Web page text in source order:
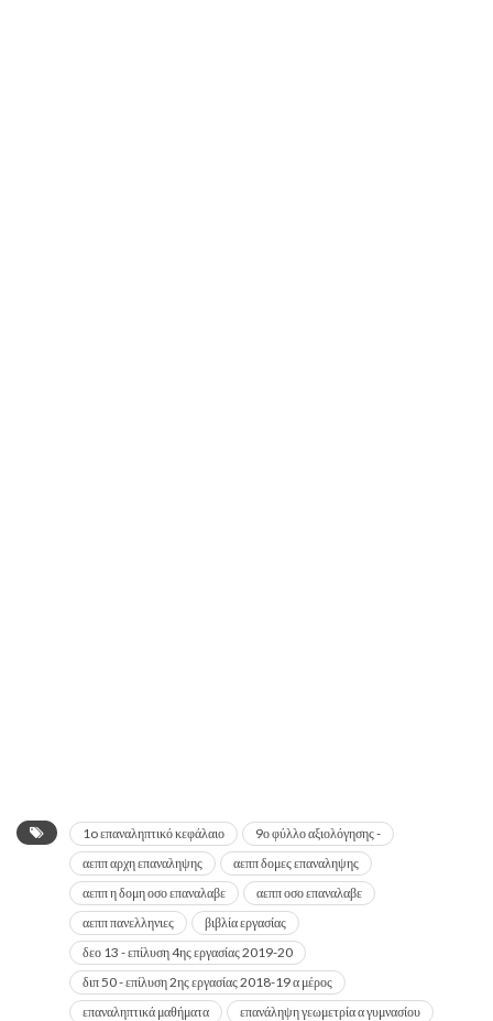
1o επαναληπτικό κεφάλαιο
9ο φύλλο αξιολόγησης -
αεππ αρχη επαναληψης
αεππ δομες επαναληψης
αεππ η δομη οσο επαναλαβε
αεππ οσο επαναλαβε
αεππ πανελληνιες
βιβλία εργασίας
δεο 13 - επίλυση 4ης εργασίας 2019-20
διπ 50 - επίλυση 2ης εργασίας 2018-19 α μέρος
επαναληπτικά μαθήματα
επανάληψη γεωμετρία α γυμνασίου